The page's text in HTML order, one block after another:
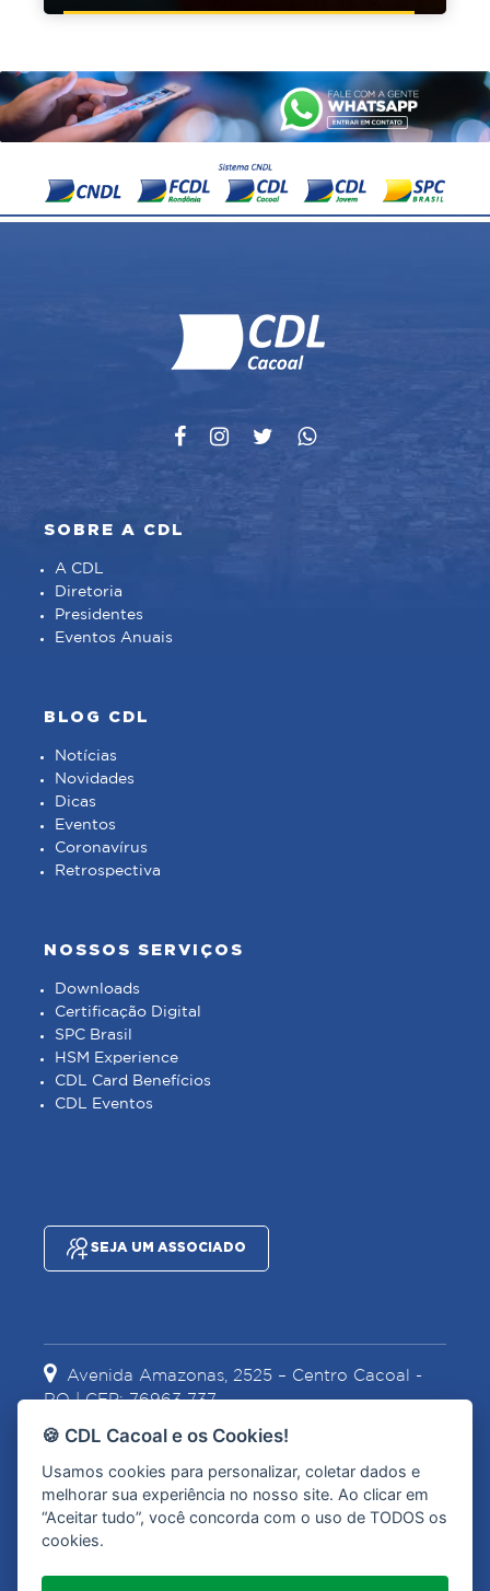
SOBRE A CDL
A CDL
Diretoria
Presidentes
Eventos Anuais
BLOG CDL
Notícias
Novidades
Dicas
Eventos
Coronavírus
Retrospectiva
NOSSOS SERVIÇOS
Downloads
Certificação Digital
SPC Brasil
HSM Experience
CDL Card Benefícios
CDL Eventos
SEJA UM ASSOCIADO
Avenida Amazonas, 2525 – Centro Cacoal -
RO | CEP: 76963-737
(69) 3441-2067 (69) 99967-1628
🍪 CDL Cacoal e os Cookies!
Usamos cookies para personalizar, coletar dados e
melhorar sua experiência no nosso site. Ao clicar em
“Aceitar tudo”, você concorda com o uso de TODOS os
cookies.